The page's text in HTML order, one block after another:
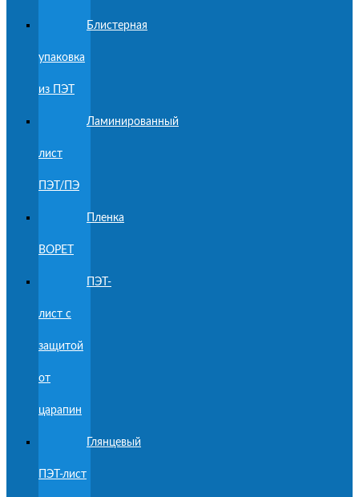
Блистерная
упаковка
из ПЭТ
Ламинированный
лист
ПЭТ/ПЭ
Пленка
BOPET
ПЭТ-
лист с
защитой
от
царапин
Глянцевый
ПЭТ-лист